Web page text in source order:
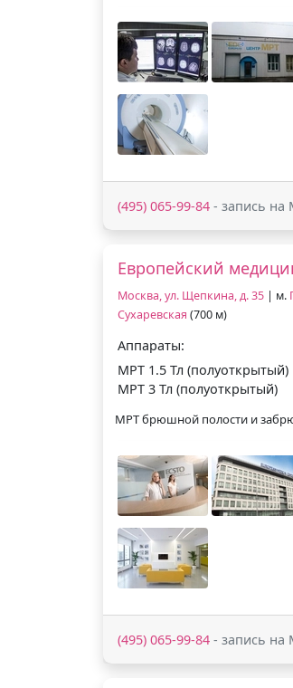
(495) 065-99-84 - запись на
Европейский
Москва, ул. Щепкина, д. 35 | м.
Сухаревская (700 м)
Аппараты:
МРТ 1.5 Тл (полуоткрытый)
МРТ 3 Тл (полуоткрытый)
МРТ брюшной полости и
(495) 065-99-84 - запись на